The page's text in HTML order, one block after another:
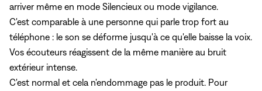
arriver même en mode Silencieux ou mode vigilance.
C'est comparable à une personne qui parle trop fort au
téléphone : le son se déforme jusqu'à ce qu'elle baisse la voix.
Vos écouteurs réagissent de la même manière au bruit
extérieur intense.
C'est normal et cela n'endommage pas le produit. Pour